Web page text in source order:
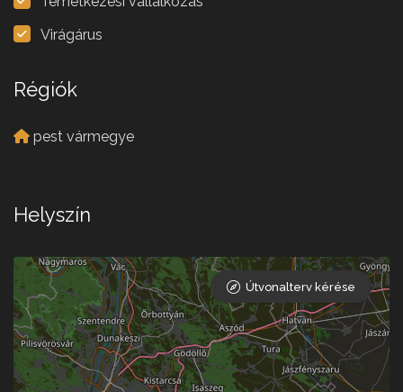
Virágárus
Régiók
pest vármegye
Helyszín
Útvonalterv kérése